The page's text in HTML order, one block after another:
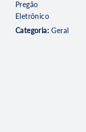
Pregão
Eletrônico
Categoria:Geral